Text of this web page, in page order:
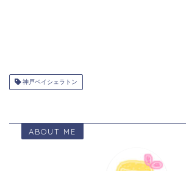
神戸ベイシェラトン
ABOUT ME